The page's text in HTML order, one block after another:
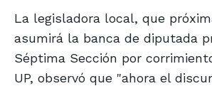
La legisladora local, que
asumirá la banca de diputada
Séptima Sección por
UP, observó que "ahora el